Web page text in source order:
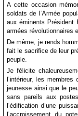
A cette occasion
soldats de l’Armée
aux éminents Président
armées révolutionnaires
De même, je rends
fait le sacrifice de leur
peuple.
Je félicite
l’intérieur, les
jeunesse ainsi que le
sans pareils aux
l’édification d’une
l’accroissement du